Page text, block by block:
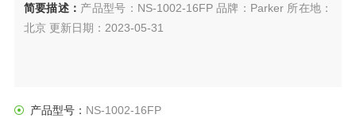
简要描述： 产品型号：NS-1002-16FP 品牌：Parker 所在地：
北京 更新日期：2023-05-31
产品型号： NS-1002-16FP